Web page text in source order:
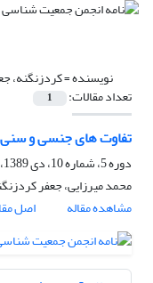
نویسنده =کردزنگنه،
تعداد مقالات: 1
تفاوت های جنسی و
دوره 5، شماره 10، دی 1389، صفحه
محمد میرزایی، جعفر
مشاهده مقاله
اصل